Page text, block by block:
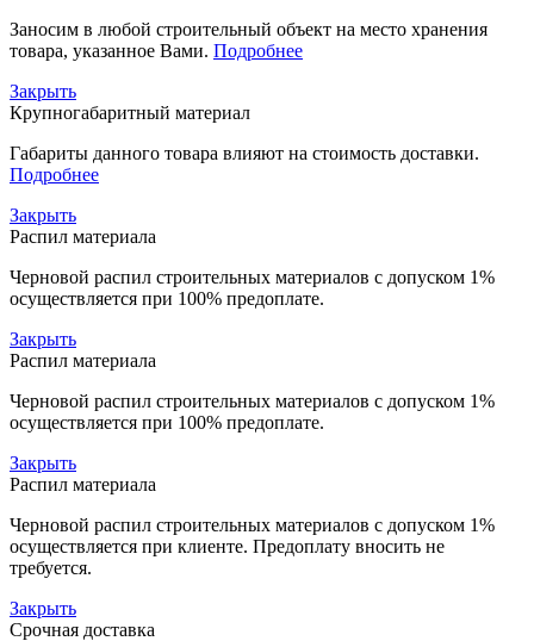
Заносим в любой строительный объект на место хранения
товара, указанное Вами. Подробнее
Закрыть
Крупногабаритный материал
Габариты данного товара влияют на стоимость доставки.
Подробнее
Закрыть
Распил материала
Черновой распил строительных материалов с допуском 1%
осуществляется при 100% предоплате.
Закрыть
Распил материала
Черновой распил строительных материалов с допуском 1%
осуществляется при 100% предоплате.
Закрыть
Распил материала
Черновой распил строительных материалов с допуском 1%
осуществляется при клиенте. Предоплату вносить не
требуется.
Закрыть
Срочная доставка